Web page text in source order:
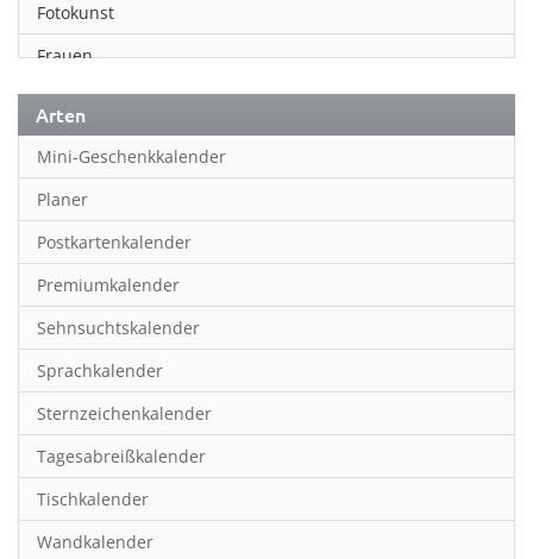
Fotokunst
Frauen
Fußball
Geschichte
Humor & Cartoon
Inspiration & Entspannung
Inspiration & Spiritualität
Kinderkalender
Kunst
Länder & Städte
Landschaft & Natur
Lifestyle
Literatur
Arten
Mini-Geschenkkalender
Planer
Postkartenkalender
Premiumkalender
Sehnsuchtskalender
Sprachkalender
Sternzeichenkalender
Tagesabreißkalender
Tischkalender
Wandkalender